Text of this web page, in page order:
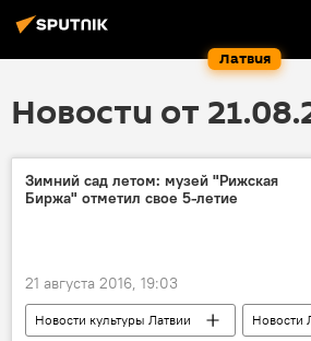
Латвия
Новости от
Зимний сад летом: музей "Рижская
Биржа" отметил свое 5-летие
21 августа 2016, 19:03
Новости культуры Латвии Новости